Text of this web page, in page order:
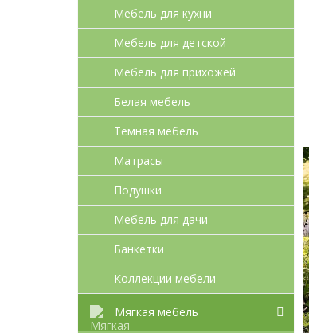
Мебель для кухни
Мебель для детcкой
Мебель для прихожей
Белая мебель
Темная мебель
Матрасы
Подушки
Мебель для дачи
Банкетки
Коллекции мебели
Мягкая мебель